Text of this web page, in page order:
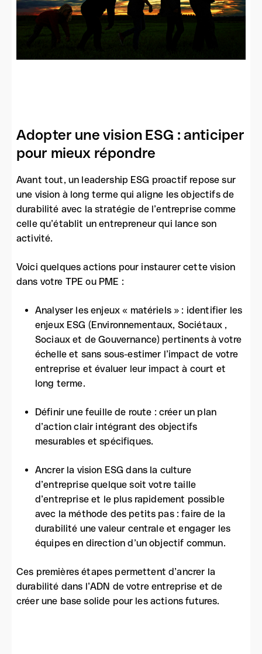
Adopter une vision ESG : anticiper
pour mieux répondre
Avant tout, un leadership ESG proactif repose sur
une vision à long terme qui aligne les objectifs de
durabilité avec la stratégie de l’entreprise comme
celle qu’établit un entrepreneur qui lance son
activité.
Voici quelques actions pour instaurer cette vision
dans votre TPE ou PME :
Analyser les enjeux « matériels » : identifier les
enjeux ESG (Environnementaux, Sociétaux ,
Sociaux et de Gouvernance) pertinents à votre
échelle et sans sous-estimer l’impact de votre
entreprise et évaluer leur impact à court et
long terme.
Définir une feuille de route : créer un plan
d’action clair intégrant des objectifs
mesurables et spécifiques.
Ancrer la vision ESG dans la culture
d’entreprise quelque soit votre taille
d’entreprise et le plus rapidement possible
avec la méthode des petits pas : faire de la
durabilité une valeur centrale et engager les
équipes en direction d’un objectif commun.
Ces premières étapes permettent d’ancrer la
durabilité dans l’ADN de votre entreprise et de
créer une base solide pour les actions futures.